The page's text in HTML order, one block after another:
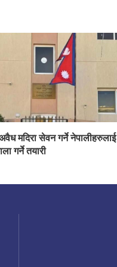
मदिरा सेवन गर्ने नेपालीहरुलाई
गर्ने तयारी